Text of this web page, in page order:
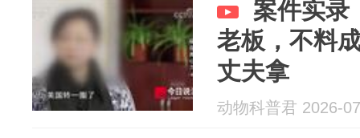
案件实录
老板，不料
丈夫拿
动物科普君 2026-